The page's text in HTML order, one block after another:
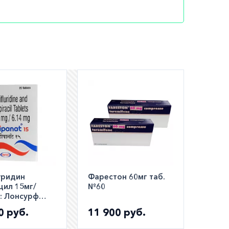
или
15мг/
Лонсурф
::
№20
руб.
Фарестон 60мг таб.
№60
11 900 руб.